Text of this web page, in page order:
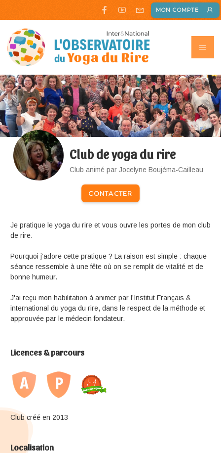
MON COMPTE
Club de yoga du rire
Club animé par Jocelyne Boujéma-Cailleau
CONTACTER
Je pratique le yoga du rire et vous ouvre les portes de mon club
de rire.
Pourquoi j’adore cette pratique ? La raison est simple : chaque
séance ressemble à une fête où on se remplit de vitalité et de
bonne humeur.
J'ai reçu mon habilitation à animer par l’Institut Français &
international du yoga du rire, dans le respect de la méthode et
approuvée par le médecin fondateur.
Licences & parcours
Club créé en 2013
Localisation